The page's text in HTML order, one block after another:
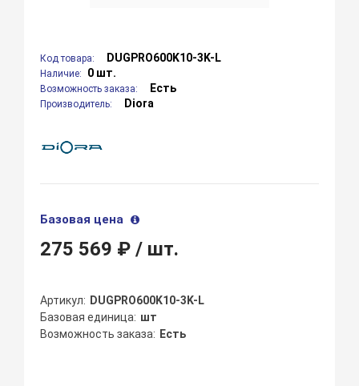
Код товара: DUGPRO600K10-3K-L
Наличие: 0 шт.
Возможность заказа: Есть
Производитель: Diora
Базовая цена
275 569 ₽/ шт.
Артикул
DUGPRO600K10-3K-L
Базовая единица шт
Возможность заказа
Есть